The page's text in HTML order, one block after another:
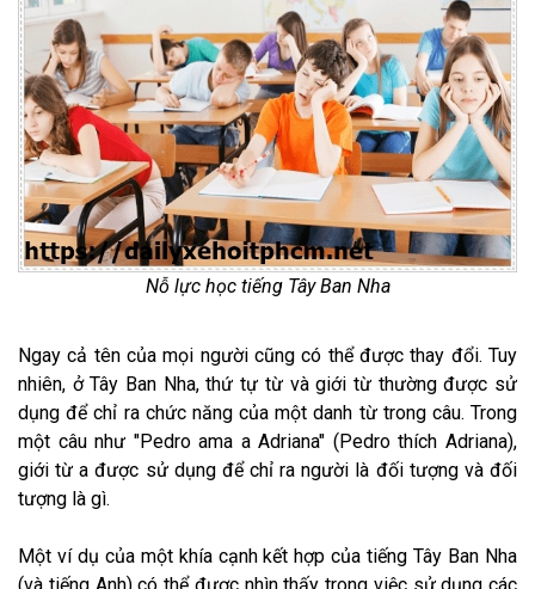
Nỗ lực học tiếng Tây Ban Nha
Ngay cả tên của mọi người cũng có thể được thay đổi. Tuy
nhiên, ở Tây Ban Nha, thứ tự từ và giới từ thường được sử
dụng để chỉ ra chức năng của một danh từ trong câu. Trong
một câu như "Pedro ama a Adriana" (Pedro thích Adriana),
giới từ a được sử dụng để chỉ ra người là đối tượng và đối
tượng là gì.
Một ví dụ của một khía cạnh kết hợp của tiếng Tây Ban Nha
(và tiếng Anh) có thể được nhìn thấy trong việc sử dụng các